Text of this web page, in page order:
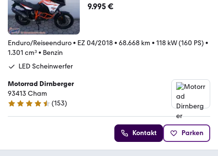
9.995 €
Enduro/Reiseenduro• EZ 04/2018• 68.668 km • 118 kW (160 PS) •
1.301 cm³• Benzin
LED Scheinwerfer
Motorrad Dirnberger
93413 Cham
4.7 Sterne
(153)
Kontakt Parken